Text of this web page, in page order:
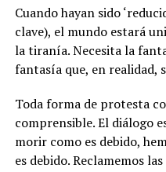
Cuando hayan sido
clave), el mundo estará
la tiranía. Necesita la
fantasía que, en realidad,
Toda forma de protesta
comprensible. El diálogo
morir como es debido,
es debido. Reclamemos